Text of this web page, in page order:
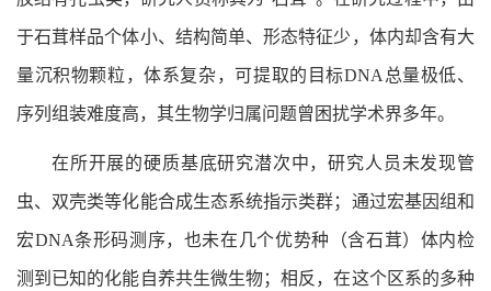
于石茸样品个体小、结构简单、形态特征少，体内却含有大
量沉积物颗粒，体系复杂，可提取的目标DNA总量极低、
序列组装难度高，其生物学归属问题曾困扰学术界多年。
在所开展的硬质基底研究潜次中，研究人员未发现管
虫、双壳类等化能合成生态系统指示类群；通过宏基因组和
宏DNA条形码测序，也未在几个优势种（含石茸）体内检
测到已知的化能自养共生微生物；相反，在这个区系的多种